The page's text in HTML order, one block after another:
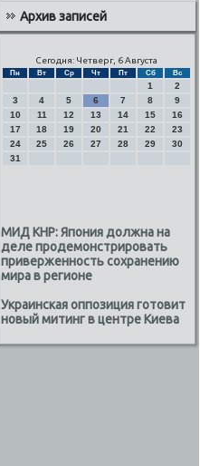
Архив записей
Сегодня: Четверг, 6 Августа
Пн Вт Ср Чт Пт Сб Вс
1
2
3
4 5 6 7 8
9
10
11 12 13 14 15
16
17
18 19 20 21 22
23
24
25 26 27 28 29
30
31
МИД КНР: Япония должна на
деле продемонстрировать
приверженность сохранению
мира в регионе
Украинская оппозиция готовит
новый митинг в центре Киева